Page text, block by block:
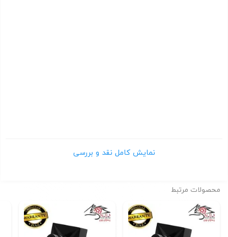
پلاک داهوا مدل DHI-ITC237-PW1B-IRZ
پارکینگ تولید شده و قابلیت نظارت بر تردد خودروها را از طریق
تشخیص پلاک امکان پذیر می­ کنند. این امر
شامل نظارت تصویری جهت تطبیق خودروهای ورودی و خروجی از طریق
نمایش کامل نقد و بررسی
محصولات مرتبط